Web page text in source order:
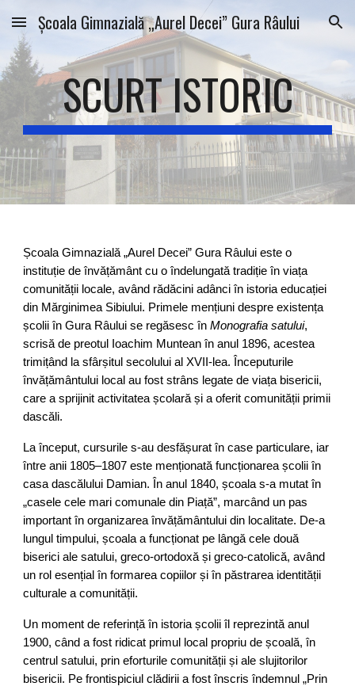
Skip to main content Skip to navigation
Școala Gimnazială „Aurel Decei” Gura Râului
SCURT ISTORIC
Școala Gimnazială „Aurel Decei” Gura Râului este o
instituție de învățământ cu o îndelungată tradiție în viața
comunității locale, având rădăcini adânci în istoria educației
din Mărginimea Sibiului. Primele mențiuni despre existența
școlii în Gura Râului se regăsesc înMonografia satului,
scrisă de preotul Ioachim Muntean în anul 1896, acestea
trimițând la sfârșitul secolului al XVII-lea. Începuturile
învățământului local au fost strâns legate de viața bisericii,
care a sprijinit activitatea școlară și a oferit comunității primii
dascăli.
La început, cursurile s-au desfășurat în case particulare, iar
între anii 1805–1807 este menționată funcționarea școlii în
casa dascălului Damian. În anul 1840, școala s-a mutat în
„casele cele mari comunale din Piață”, marcând un pas
important în organizarea învățământului din localitate. De-a
lungul timpului, școala a funcționat pe lângă cele două
biserici ale satului, greco-ortodoxă și greco-catolică, având
un rol esențial în formarea copiilor și în păstrarea identității
culturale a comunității.
Un moment de referință în istoria școlii îl reprezintă anul
1900, când a fost ridicat primul local propriu de școală, în
centrul satului, prin eforturile comunității și ale slujitorilor
bisericii. Pe frontispiciul clădirii a fost înscris îndemnul „Prin